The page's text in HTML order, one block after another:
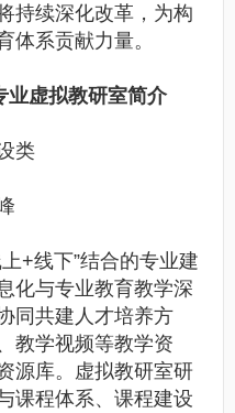
持续深化改革，为构
体系贡献力量。
业虚拟教研室简介
类
+线下”结合的专业建
化与专业教育教学深
同共建人才培养方
教学视频等教学资
源库。虚拟教研室研
课程体系、课程建设